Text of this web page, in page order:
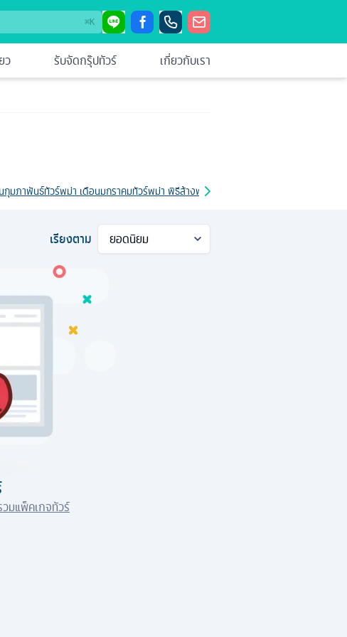
⌘K
ว รับจัดกรุ๊ปทัวร์ เกี่ยวกับเรา
กุมภาพันธ์ทัวร์พม่า เดือนมกราคมทัวร์พม่า พิธีล้างพระพักตร์พระมหามัยมุนี
เรียงตาม
วมแพ็คเกจทัวร์